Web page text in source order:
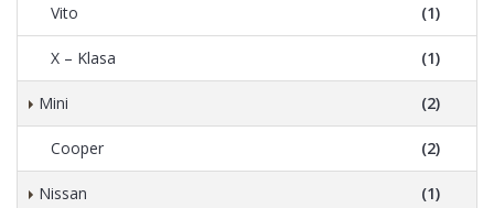
Vito (1)
X – Klasa (1)
Mini (2)
Cooper (2)
Nissan (1)